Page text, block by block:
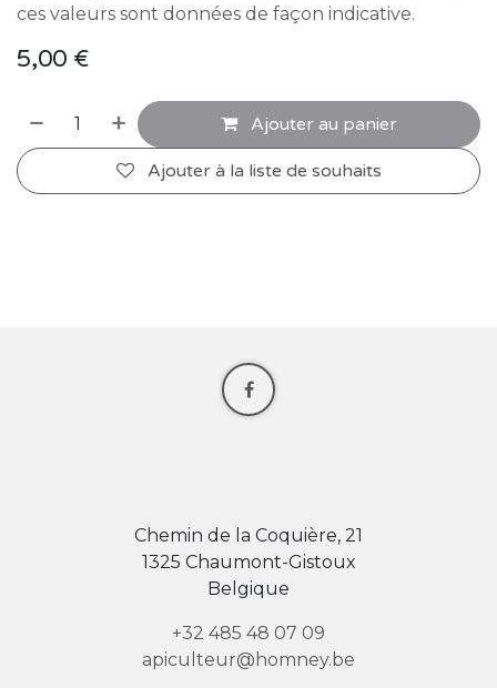
ces valeurs sont données de façon indicative.
5,00 €
Ajouter au panier
Ajouter à la liste de souhaits
Chemin de la Coquière, 21
1325 Chaumont-Gistoux
Belgique
+32 485 48 07 09
apiculteur@homney.be